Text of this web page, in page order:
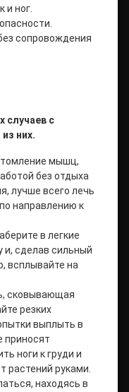
и ног.
сопровождения
случаев с
них.
мышц,
без отдыха
лучше всего лечь
направлению к
в легкие
и, сделав сильный
всплывайте на
сковывающая
резких
выплыть в
приносят
ноги к груди и
растений руками.
находясь в